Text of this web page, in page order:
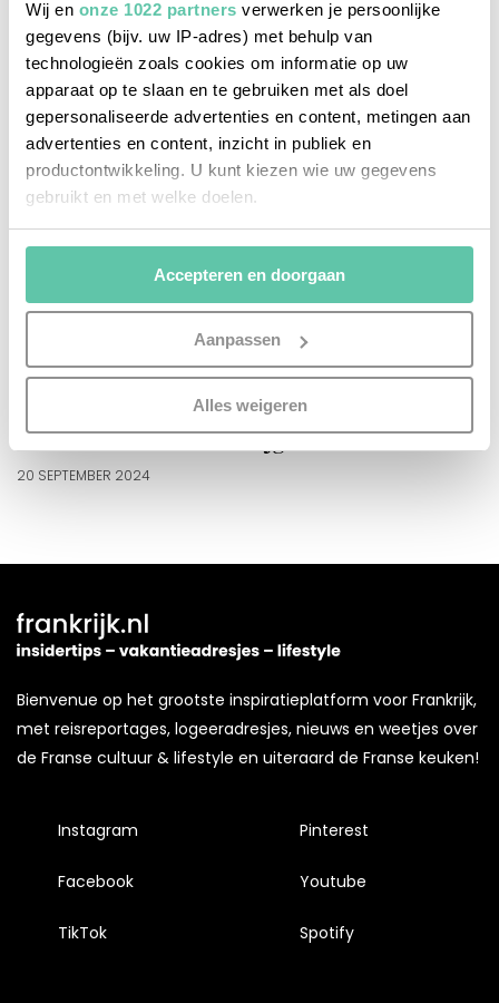
Wij en onze 1022 partners verwerken je persoonlijke
gegevens (bijv. uw IP-adres) met behulp van
technologieën zoals cookies om informatie op uw
apparaat op te slaan en te gebruiken met als doel
gepersonaliseerde advertenties en content, metingen aan
advertenties en content, inzicht in publiek en
productontwikkeling. U kunt kiezen wie uw gegevens
gebruikt en met welke doelen.
Als u het toestaat, willen we ook graag:
Informatie verzamelen over uw geografische
locatie, die tot een paar meter nauwkeurig kan zijn
Uw apparaat identificeren door het actief te
scannen op specifieke eigenschappen (fingerprinting)
verwerkt en stel uw voorkeuren in het
U kunt uw toestemming op elk moment wijzigen of
intrekken in de Cookieverklaring.
informeren we je over het gebruik vananalytische en
gebruikerservaring te bieden. Ook plaatsen wij cookies
van derde partijen om gepersonaliseerde advertenties te
voorkeuren af te stemmen. Je kunt je voorkeuren
beheren via ‘Zelf instellen’. Klik je op ‘Accepteren en
Merci!
Accepteren en doorgaan
Aanpassen
Alles weigeren
Mmm! Wortel-walnoot-vijgencake
20 SEPTEMBER 2024
Bienvenue op het grootste inspiratieplatform voor Frankrijk,
met reisreportages, logeeradresjes, nieuws en weetjes over
de Franse cultuur & lifestyle en uiteraard de Franse keuken!
Instagram
Facebook
TikTok
Pinterest
Youtube
Spotify